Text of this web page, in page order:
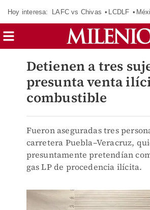
Hoy interesa: LAFC vs Chivas LCDLF
Detienen a tres
presunta venta
combustible
Fueron aseguradas tres
carretera Puebla–Veracruz,
presuntamente pretendían
gas LP de procedencia ilícita.